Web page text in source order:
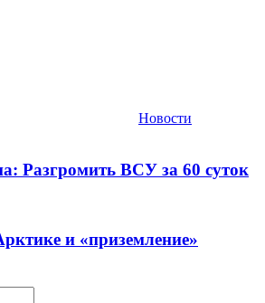
Новости
Разгромить ВСУ за 60 суток
и «приземление»